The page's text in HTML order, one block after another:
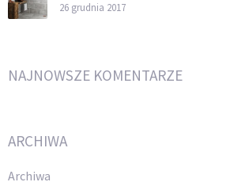
26 grudnia 2017
NAJNOWSZE KOMENTARZE
ARCHIWA
Archiwa